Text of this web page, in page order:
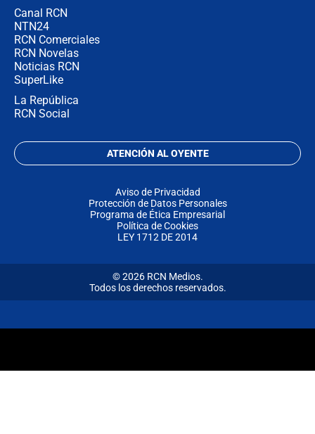
Canal RCN
NTN24
RCN Comerciales
RCN Novelas
Noticias RCN
SuperLike
La República
RCN Social
ATENCIÓN AL OYENTE
Aviso de Privacidad
Protección de Datos Personales
Programa de Ética Empresarial
Política de Cookies
LEY 1712 DE 2014
© 2026 RCN Medios.
Todos los derechos reservados.